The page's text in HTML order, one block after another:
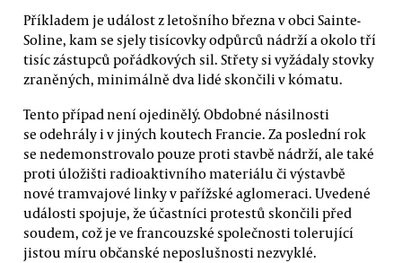
Příkladem je událost z letošního března v obci Sainte-
Soline, kam se sjely tisícovky odpůrců nádrží a okolo tří
tisíc zástupců pořádkových sil. Střety si vyžádaly stovky
zraněných, minimálně dva lidé skončili v kómatu.
Tento případ není ojedinělý. Obdobné násilnosti
se odehrály i v jiných koutech Francie. Za poslední rok
se nedemonstrovalo pouze proti stavbě nádrží, ale také
proti úložišti radioaktivního materiálu či výstavbě
nové tramvajové linky v pařížské aglomeraci. Uvedené
události spojuje, že účastníci protestů skončili před
soudem, což je ve francouzské společnosti tolerující
jistou míru občanské neposlušnosti nezvyklé.